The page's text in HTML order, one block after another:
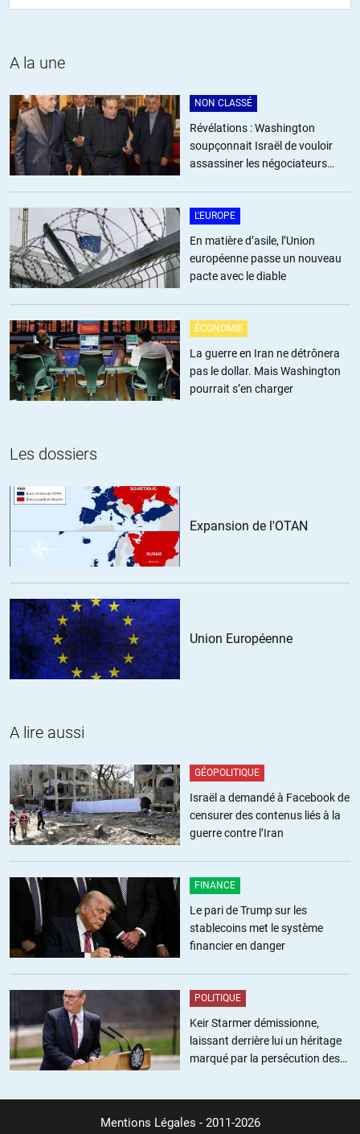
A la une
NON CLASSÉ
Révélations : Washington
soupçonnait Israël de vouloir
assassiner les négociateurs
L'EUROPE
En matière d’asile, l’Union
européenne passe un nouveau
pacte avec le diable
ÉCONOMIE
La guerre en Iran ne détrônera
pas le dollar. Mais Washington
pourrait s’en charger
Les dossiers
Expansion de l'OTAN
Union Européenne
A lire aussi
GÉOPOLITIQUE
Israël a demandé à Facebook de
censurer des contenus liés à la
guerre contre l’Iran
FINANCE
Le pari de Trump sur les
stablecoins met le système
financier en danger
POLITIQUE
Keir Starmer démissionne,
laissant derrière lui un héritage
marqué par la persécution des
Mentions Légales - 2011-2026